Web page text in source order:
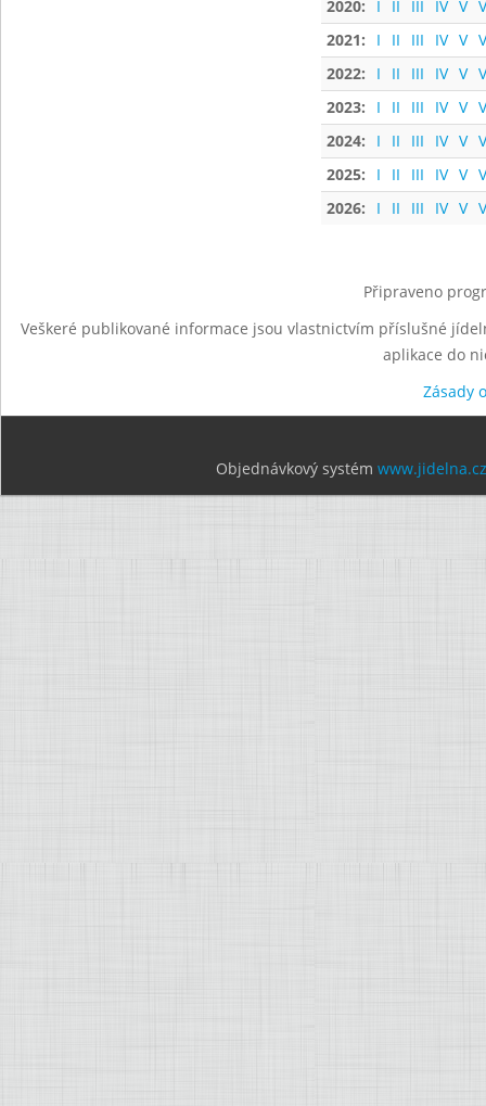
2020:
I II III IV V
2021:
I II III IV V
2022:
I II III IV V
2023:
I II III IV V
2024:
I II III IV V
2025:
I II III IV V
2026:
I II III IV V
Připraveno
Veškeré publikované informace jsou vlastnictvím příslušné
aplikace do
Zásady
Objednávkový systém www.jidelna.cz